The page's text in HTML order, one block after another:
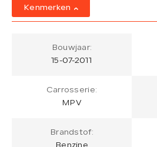
Kenmerken
Bouwjaar:
15-07-2011
Carrosserie:
MPV
Brandstof:
Benzine